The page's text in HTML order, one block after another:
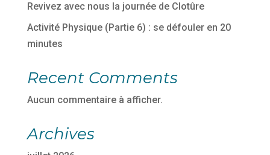
Revivez avec nous la journée de Clotûre
Activité Physique (Partie 6) : se défouler en 20
minutes
Recent Comments
Aucun commentaire à afficher.
Archives